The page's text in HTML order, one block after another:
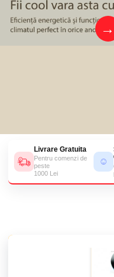
Livrare Gratuita
Pentru comenzi de
peste
1000 Lei
☺